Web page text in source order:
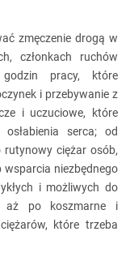
zmęczenie drogą w
członkach ruchów
pracy, które
i przebywanie z
i uczuciowe, które
serca; od
rutynowy ciężar osób,
wsparcia niezbędnego
i możliwych do
aż po koszmarne i
które trzeba